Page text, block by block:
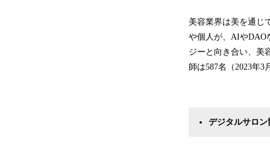
美容業界は美を通じ
や個人が、AIやDAO
ジーと向き合い、美
師は587名（2023年3
デジタルサロ